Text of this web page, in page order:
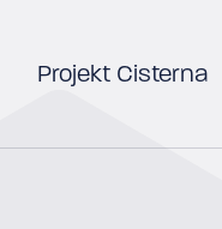
Projekt Cisterna